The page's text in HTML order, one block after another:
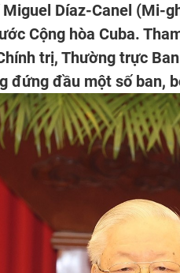
Díaz-Canel (Mi-
Cộng hòa Cuba.
trị, Thường trực
đứng đầu một số ban,